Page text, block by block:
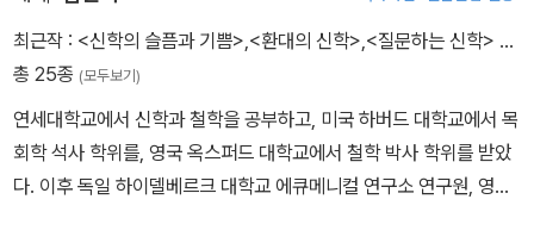
돌봄에 관한 가르침》《그분의 손 안에》 등이 있다. 신학이 문학을 경
유하여 흥미롭게 전개되는 이 책(원제 Dostojewski)은 20세기 신
학의 이정표라 할 수 있는 바르트의 《로마서》가 쓰이는 데에 결정적
인 영향을 끼쳤다. 정교회 신자였던 도스토옙스키가 개혁주의 목회자
투르나이젠을 통해 자신이 상상도 못했을 방식으로 현대 개신교 신학
에 파문을 일으켰던 것이다. 덧붙여 투르나이젠은 도스토옙스키를 좋
과 함께 넘는 천로역정 열 고개》가 있다.
최근작 : <신학의 슬픔과 기쁨> <환대의 신학> <질문하는 신학> …
총 25종 (모두보기)
연세대학교에서 신학과 철학을 공부하고, 미국 하버드 대학교에서 목
회학 석사 학위를, 영국 옥스퍼드 대학교에서 철학 박사 학위를 받았
다. 이후 독일 하이델베르크 대학교 에큐메니컬 연구소 연구원, 영국